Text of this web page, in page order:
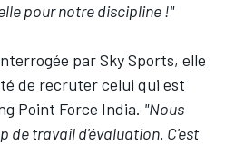
pour notre discipline !"
par Sky Sports, elle
de recruter celui qui est
Point Force India. "Nous
de travail d'évaluation. C'est